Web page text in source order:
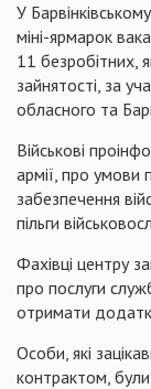
У
міні-ярмарок
11 безробітних,
зайнятості, за
обласного та
Військові
армії, про умови
забезпечення
пільги
Фахівці центру
про послуги
отримати
Особи, які
контрактом,